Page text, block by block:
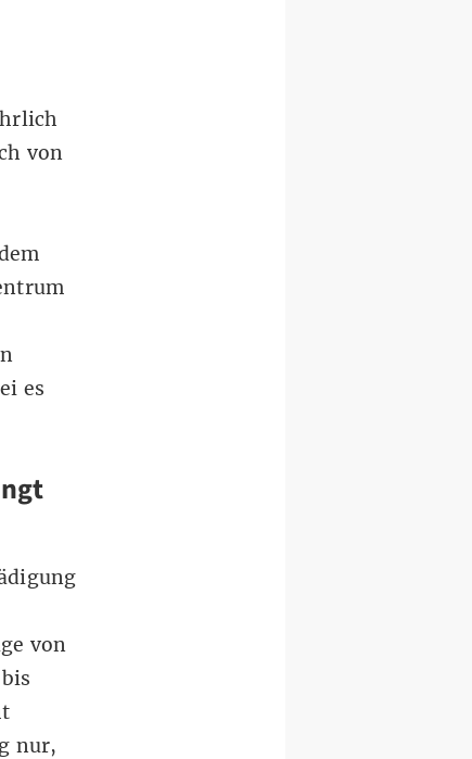
von
es
von
nur,